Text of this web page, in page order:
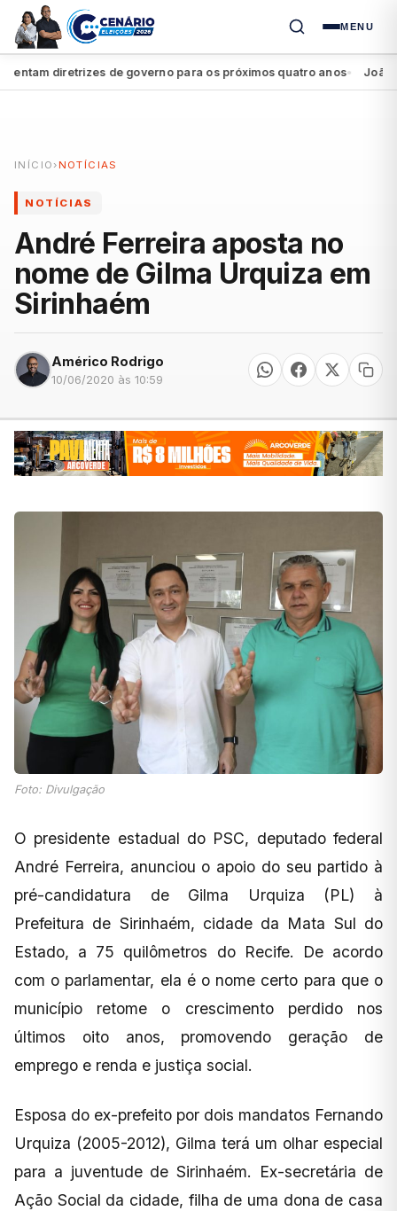
MENU
diretrizes de governo para os próximos quatro anos● João
INÍCIO › NOTÍCIAS
NOTÍCIAS
André Ferreira aposta no
nome de Gilma Urquiza em
Sirinhaém
Américo Rodrigo
10/06/2020 às 10:59
Foto: Divulgação
O presidente estadual do PSC, deputado federal
André Ferreira, anunciou o apoio do seu partido à
pré-candidatura de Gilma Urquiza (PL) à
Prefeitura de Sirinhaém, cidade da Mata Sul do
Estado, a 75 quilômetros do Recife. De acordo
com o parlamentar, ela é o nome certo para que o
município retome o crescimento perdido nos
últimos oito anos, promovendo geração de
emprego e renda e justiça social.
Esposa do ex-prefeito por dois mandatos Fernando
Urquiza (2005-2012), Gilma terá um olhar especial
para a juventude de Sirinhaém. Ex-secretária de
Ação Social da cidade, filha de uma dona de casa